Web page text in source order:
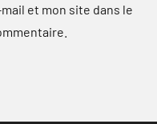
et mon site dans le